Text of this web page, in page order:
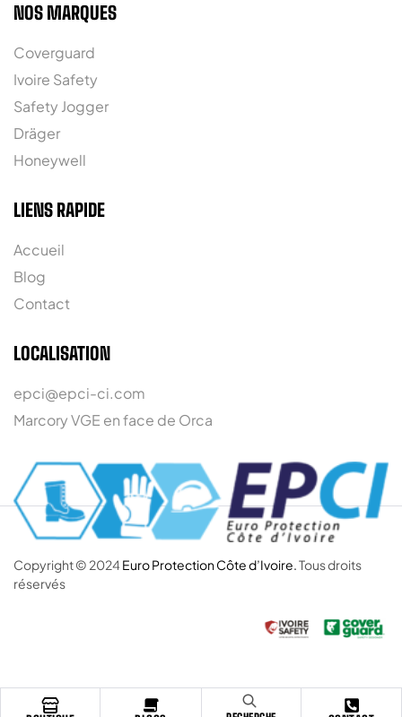
NOS MARQUES
Coverguard
Ivoire Safety
Safety Jogger
Dräger
Honeywell
LIENS RAPIDE
Accueil
Blog
Contact
LOCALISATION
epci@epci-ci.com
Marcory VGE en face de Orca
Copyright © 2024 Euro Protection Côte d’Ivoire.Tous droits
réservés